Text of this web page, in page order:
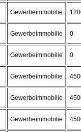
Gewerbeimmobilie
Gewerbeimmobilie 0
Gewerbeimmobilie 0
Gewerbeimmobilie
Gewerbeimmobilie
Gewerbeimmobilie